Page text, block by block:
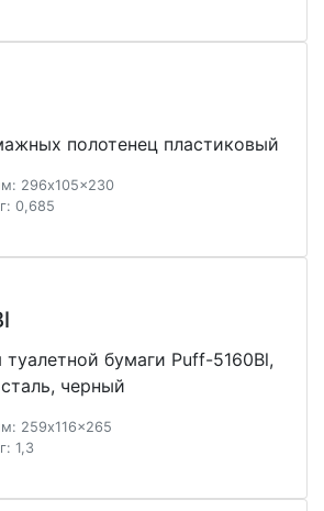
полотенец пластиковый
296x105x230
0,685
бумаги Рuff-5160Bl,
черный
259x116x265
1,3